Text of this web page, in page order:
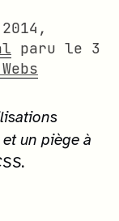
,
paru le 3
un piège à